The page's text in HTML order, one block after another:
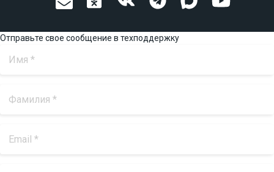
Отправьте свое сообщение в техподдержку